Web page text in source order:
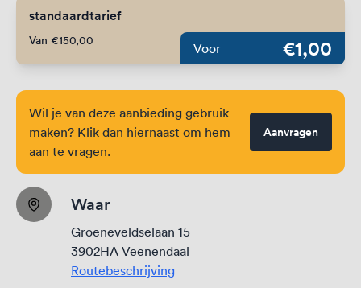
standaardtarief
Van €150,00 Voor €1,00
Wil je van deze aanbieding gebruik
maken? Klik dan hiernaast om hem
aan te vragen.
Aanvragen
Waar
Groeneveldselaan 15
3902HA Veenendaal
Routebeschrijving